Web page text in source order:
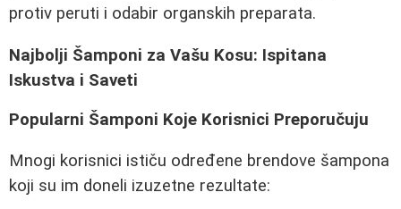
protiv peruti i odabir organskih preparata.
Najbolji Šamponi za Vašu Kosu: Ispitana
Iskustva i Saveti
Popularni Šamponi Koje Korisnici Preporučuju
Mnogi korisnici ističu određene brendove šampona
koji su im doneli izuzetne rezultate: